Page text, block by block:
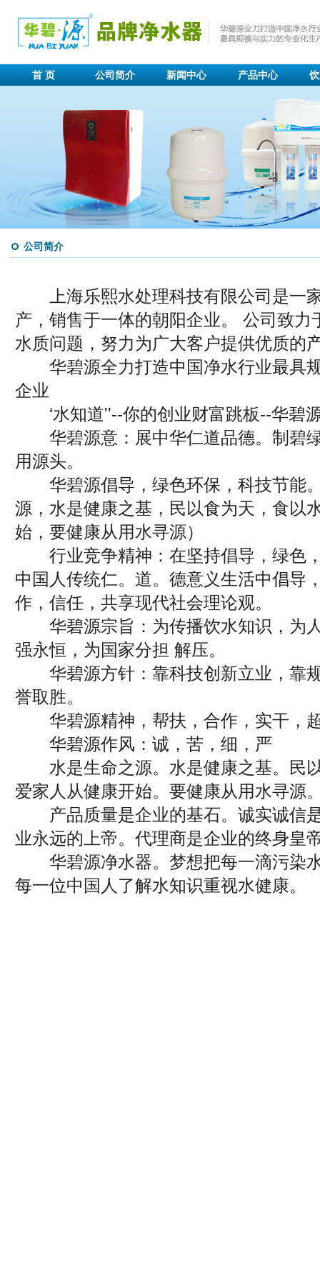
首 页 公司简介 新闻中心 产品中心
公司简介
上海乐熙水处理科技有限公司是一
产，销售于一体的朝阳企业。 公司致力
水质问题，努力为广大客户提供优质的
华碧源全力打造中国净水行业最具
企业
‘水知道''--你的创业财富跳板--华碧
华碧源意：展中华仁道品德。制碧
用源头。
华碧源倡导，绿色环保，科技节能
源，水是健康之基，民以食为天，食以
始，要健康从用水寻源）
行业竞争精神：在坚持倡导，绿色
中国人传统仁。道。德意义生活中倡导
作，信任，共享现代社会理论观。
华碧源宗旨：为传播饮水知识，为
强永恒，为国家分担 解压。
华碧源方针：靠科技创新立业，靠
誉取胜。
华碧源精神，帮扶，合作，实干，
华碧源作风：诚，苦，细，严
水是生命之源。水是健康之基。民
爱家人从健康开始。要健康从用水寻源
产品质量是企业的基石。诚实诚信
业永远的上帝。代理商是企业的终身皇
华碧源净水器。梦想把每一滴污染
每一位中国人了解水知识重视水健康。